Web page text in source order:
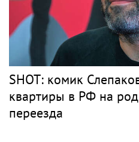
SHOT: комик
квартиры в РФ на
переезда